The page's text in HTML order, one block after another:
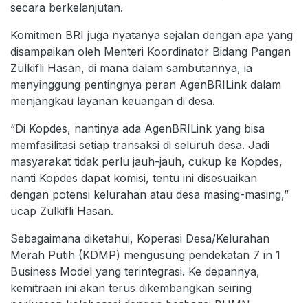
secara berkelanjutan.
Komitmen BRI juga nyatanya sejalan dengan apa yang
disampaikan oleh Menteri Koordinator Bidang Pangan
Zulkifli Hasan, di mana dalam sambutannya, ia
menyinggung pentingnya peran AgenBRILink dalam
menjangkau layanan keuangan di desa.
“Di Kopdes, nantinya ada AgenBRILink yang bisa
memfasilitasi setiap transaksi di seluruh desa. Jadi
masyarakat tidak perlu jauh-jauh, cukup ke Kopdes,
nanti Kopdes dapat komisi, tentu ini disesuaikan
dengan potensi kelurahan atau desa masing-masing,”
ucap Zulkifli Hasan.
Sebagaimana diketahui, Koperasi Desa/Kelurahan
Merah Putih (KDMP) mengusung pendekatan 7 in 1
Business Model yang terintegrasi. Ke depannya,
kemitraan ini akan terus dikembangkan seiring